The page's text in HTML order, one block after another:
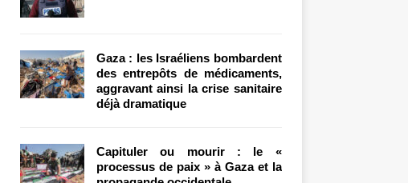
Gaza : les Israéliens bombardent
des entrepôts de médicaments,
aggravant ainsi la crise sanitaire
déjà dramatique
Capituler ou mourir : le «
processus de paix » à Gaza et la